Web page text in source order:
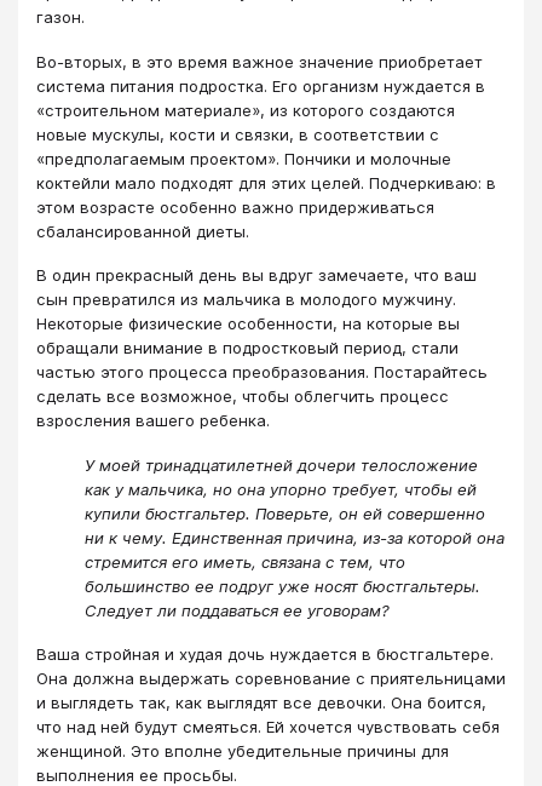
газон.
Во-вторых, в это время важное значение приобретает
система питания подростка. Его организм нуждается в
«строительном материале», из которого создаются
новые мускулы, кости и связки, в соответствии с
«предполагаемым проектом». Пончики и молочные
коктейли мало подходят для этих целей. Подчеркиваю: в
этом возрасте особенно важно придерживаться
сбалансированной диеты.
В один прекрасный день вы вдруг замечаете, что ваш
сын превратился из мальчика в молодого мужчину.
Некоторые физические особенности, на которые вы
обращали внимание в подростковый период, стали
частью этого процесса преобразования. Постарайтесь
сделать все возможное, чтобы облегчить процесс
взросления вашего ребенка.
У моей тринадцатилетней дочери телосложение
как у мальчика, но она упорно требует, чтобы ей
купили бюстгальтер. Поверьте, он ей совершенно
ни к чему. Единственная причина, из-за которой она
стремится его иметь, связана с тем, что
большинство ее подруг уже носят бюстгальтеры.
Следует ли поддаваться ее уговорам?
Ваша стройная и худая дочь нуждается в бюстгальтере.
Она должна выдержать соревнование с приятельницами
и выглядеть так, как выглядят все девочки. Она боится,
что над ней будут смеяться. Ей хочется чувствовать себя
женщиной. Это вполне убедительные причины для
выполнения ее просьбы.